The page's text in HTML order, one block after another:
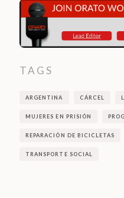
TAGS
ARGENTINA CÁRCEL
MUJERES EN PRISIÓN
REPARACIÓN DE BICICLETAS
TRANSPORTE SOCIAL